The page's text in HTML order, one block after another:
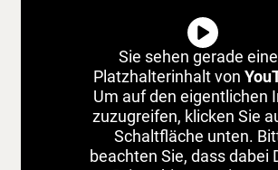
Sie sehen gerade
Platzhalterinhalt von
Um auf den eigentlichen
zuzugreifen, klicken Sie
Schaltfläche unten.
beachten Sie, dass dabei